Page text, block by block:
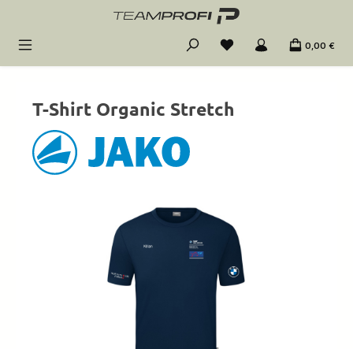
Zum Hauptinhalt springen
0,00 €
T-Shirt Organic Stretch
Bildergalerie überspringen